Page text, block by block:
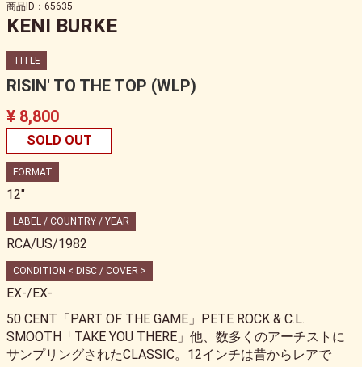
商品ID：65635
KENI BURKE
TITLE
RISIN' TO THE TOP (WLP)
¥ 8,800
SOLD OUT
FORMAT
12"
LABEL / COUNTRY / YEAR
RCA/US/1982
CONDITION < DISC / COVER >
EX-/EX-
50 CENT「PART OF THE GAME」PETE ROCK & C.L.
SMOOTH「TAKE YOU THERE」他、数多くのアーチストに
サンプリングされたCLASSIC。12インチは昔からレアで